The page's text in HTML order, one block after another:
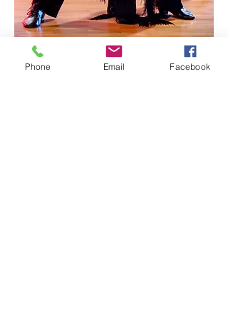
Phone Email Facebook